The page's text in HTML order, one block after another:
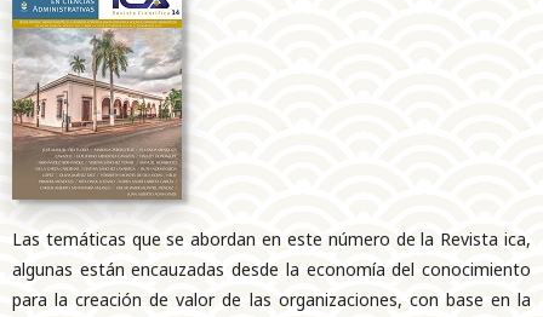
Las temáticas que se abordan en este número de la Revista ica,
algunas están encauzadas desde la economía del conocimiento
para la creación de valor de las organizaciones, con base en la